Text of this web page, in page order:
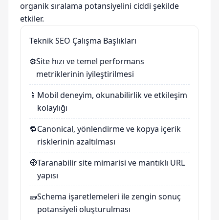
organik sıralama potansiyelini ciddi şekilde
etkiler.
Teknik SEO Çalışma Başlıkları
⚙️Site hızı ve temel performans
metriklerinin iyileştirilmesi
📱 Mobil deneyim, okunabilirlik ve etkileşim
kolaylığı
🔁Canonical, yönlendirme ve kopya içerik
risklerinin azaltılması
🧭Taranabilir site mimarisi ve mantıklı URL
yapısı
🧱Schema işaretlemeleri ile zengin sonuç
potansiyeli oluşturulması